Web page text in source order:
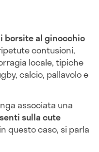
borsite al ginocchio
contusioni,
locale, tipiche
calcio, pallavolo e
associata una
sulla cute
questo caso, si parla